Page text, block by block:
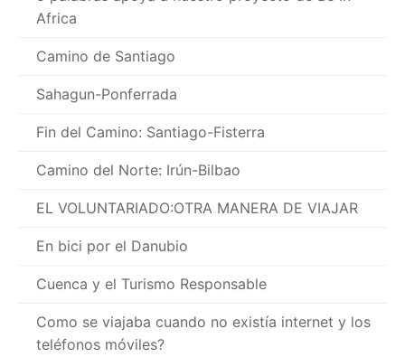
Africa
Camino de Santiago
Sahagun-Ponferrada
Fin del Camino: Santiago-Fisterra
Camino del Norte: Irún-Bilbao
EL VOLUNTARIADO:OTRA MANERA DE VIAJAR
En bici por el Danubio
Cuenca y el Turismo Responsable
Como se viajaba cuando no existía internet y los
teléfonos móviles?